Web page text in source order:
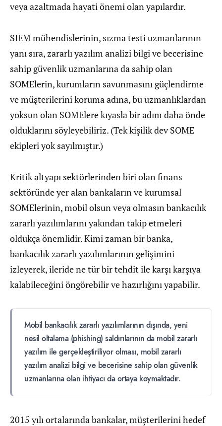
veya azaltmada hayati önemi olan yapılardır.
SIEM mühendislerinin, sızma testi uzmanlarının
yanı sıra, zararlı yazılım analizi bilgi ve becerisine
sahip güvenlik uzmanlarına da sahip olan
SOMElerin, kurumların savunmasını güçlendirme
ve müşterilerini koruma adına, bu uzmanlıklardan
yoksun olan SOMElere kıyasla bir adım daha önde
olduklarını söyleyebiliriz. (Tek kişilik dev SOME
ekipleri yok sayılmıştır.)
Kritik altyapı sektörlerinden biri olan finans
sektöründe yer alan bankaların ve kurumsal
SOMElerinin, mobil olsun veya olmasın bankacılık
zararlı yazılımlarını yakından takip etmeleri
oldukça önemlidir. Kimi zaman bir banka,
bankacılık zararlı yazılımlarının gelişimini
izleyerek, ileride ne tür bir tehdit ile karşı karşıya
kalabileceğini öngörebilir ve hazırlığını yapabilir.
Mobil bankacılık zararlı yazılımlarının dışında, yeni
nesil oltalama (phishing) saldırılarının da mobil zararlı
yazılım ile gerçekleştiriliyor olması, mobil zararlı
yazılım analizi bilgi ve becerisine sahip olan güvenlik
uzmanlarına olan ihtiyacı da ortaya koymaktadır.
2015 yılı ortalarında bankalar, müşterilerini hedef